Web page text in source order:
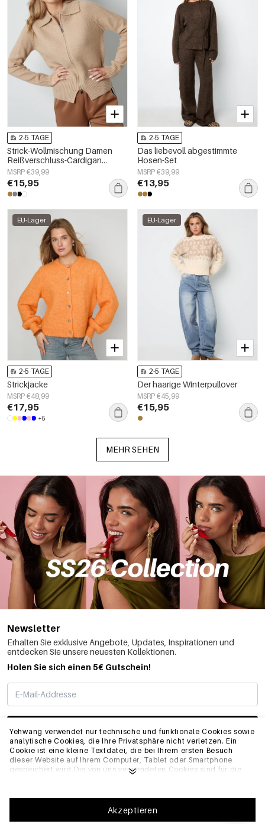
Yehwang verwendet nur technische und funktionale Cookies sowie
analytische Cookies, die Ihre Privatsphäre nicht verletzen. Ein
Cookie ist eine kleine Textdatei, die bei Ihrem ersten Besuch
dieser Website auf Ihrem Computer, Tablet oder Smartphone
gespeichert wird.Die von uns verwendeten Cookies sind für die
Website, ordnungsgemäß zu funktionieren und z.B. Ihre
bevorzugten Einstellungen zu speichern. Sie ermöglichen es uns
auch, unsere Website zu optimieren.Um sicherzustellen, dass Sie
Akzeptieren
2-5 TAGE
Strick-Wollmischung Damen
Reißverschluss-Cardigan
Kragen-Design
MSRP €39,99
€15,95
2-5 TAGE
Das liebevoll abgestimmte
Hosen-Set
MSRP €39,99
€13,95
EU-Lager
2-5 TAGE
Strickjacke
MSRP €48,99
€17,95
+5
EU-Lager
2-5 TAGE
Der haarige Winterpullover
MSRP €45,99
€15,95
MEHR SEHEN
Newsletter
Erhalten Sie exklusive Angebote, Updates, Inspirationen und
entdecken Sie unsere neuesten Kollektionen.
Holen Sie sich einen 5€ Gutschein!
ABONNIEREN
INFO